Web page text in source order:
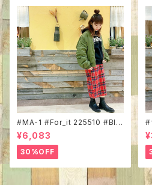
#MA-1 #For_it 225510 #BIG
サイズ #ボリューム袖 #ミリタリ
ーコーデ #トレンドアイテム #
秋冬ブルゾン
¥6,083
30%OFF
#